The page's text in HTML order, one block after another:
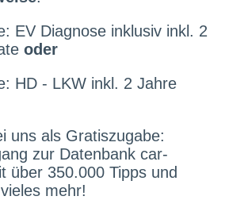
EV Diagnose inklusiv inkl. 2
oder
HD - LKW inkl. 2 Jahre
uns als Gratiszugabe:
zur Datenbank car-
über 350.000 Tipps und
mehr!